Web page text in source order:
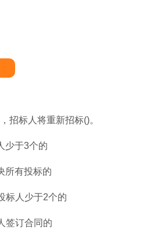
招标人将重新招标()。
少于3个的
所有投标的
标人少于2个的
签订合同的